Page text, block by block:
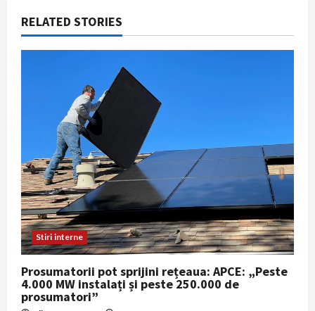
v
i
i
o
n
RELATED STORIES
Stiri interne
Prosumatorii pot sprijini rețeaua: APCE: „Peste
4.000 MW instalați și peste 250.000 de
prosumatori”